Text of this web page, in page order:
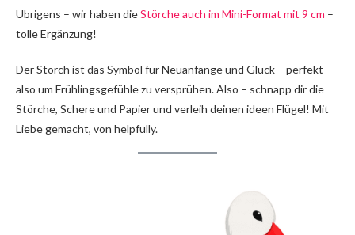
Übrigens – wir haben dieStörche auch im Mini-Format mit 9 cm –
tolle Ergänzung!
Der Storch ist das Symbol für Neuanfänge und Glück – perfekt
also um Frühlingsgefühle zu versprühen. Also – schnapp dir die
Störche, Schere und Papier und verleih deinen ideen Flügel! Mit
Liebe gemacht, von helpfully.